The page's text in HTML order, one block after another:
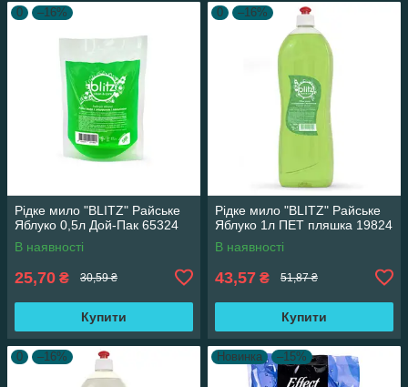
0 –16%
Рідке мило "BLITZ" Райське
Яблуко 0,5л Дой-Пак 65324
В наявності
25,70 ₴ 30,59 ₴
Купити
0 –16%
Рідке мило "BLITZ" Райське
Яблуко 1л ПЕТ пляшка 19824
В наявності
43,57 ₴ 51,87 ₴
Купити
0 –16% Новинка –15%